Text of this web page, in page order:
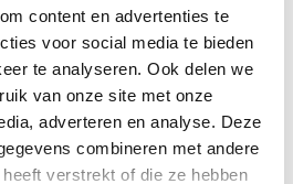
content en advertenties te
voor social media te bieden
te analyseren. Ook delen we
van onze site met onze
adverteren en analyse. Deze
combineren met andere
verstrekt of die ze hebben